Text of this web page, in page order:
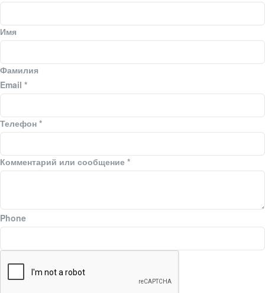
Имя
Фамилия
Email *
Телефон *
Комментарий или сообщение *
Phone